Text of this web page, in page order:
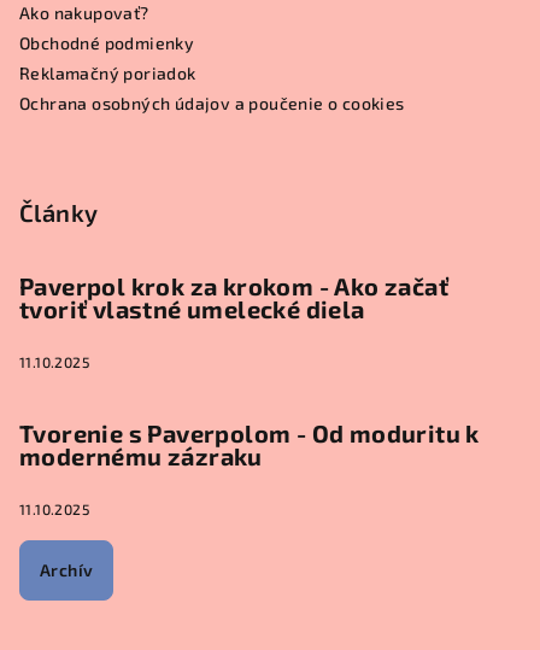
Ako nakupovať?
Obchodné podmienky
Reklamačný poriadok
Ochrana osobných údajov a poučenie o cookies
Články
Paverpol krok za krokom - Ako začať
tvoriť vlastné umelecké diela
11.10.2025
Tvorenie s Paverpolom - Od moduritu k
modernému zázraku
11.10.2025
Archív